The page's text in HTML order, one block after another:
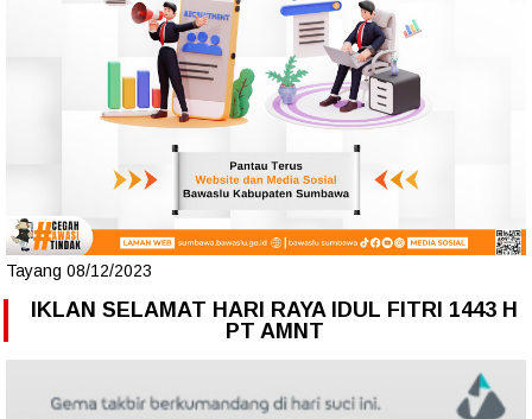
Tayang 08/12/2023
IKLAN SELAMAT HARI RAYA IDUL FITRI 1443 H
PT AMNT